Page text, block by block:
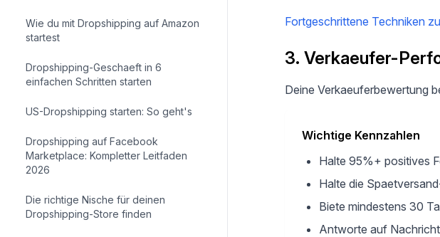
Wie du mit Dropshipping auf Amazon
startest
Dropshipping-Geschaeft in 6
einfachen Schritten starten
US-Dropshipping starten: So geht's
Dropshipping auf Facebook
Marketplace: Kompletter Leitfaden
2026
Die richtige Nische für deinen
Dropshipping-Store finden
Fortgeschrittene Techniken
3. Verkaeufer-
Deine Verkaeuferbewertung
Wichtige Kennzahlen
Halte 95%+ positives
Halte die
Biete mindestens 30
Antworte auf